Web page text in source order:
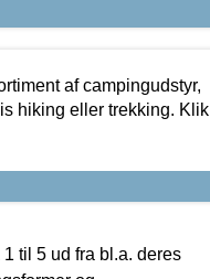
af campingudstyr,
hiking eller trekking. Klik
til 5 ud fra bl.a. deres